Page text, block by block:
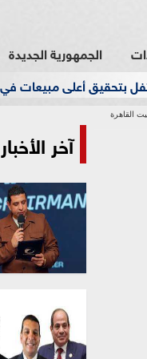
الجمهورية الجديدة
أعلى مبيعات في تاريخها
القاهرة
آخر الأخبار